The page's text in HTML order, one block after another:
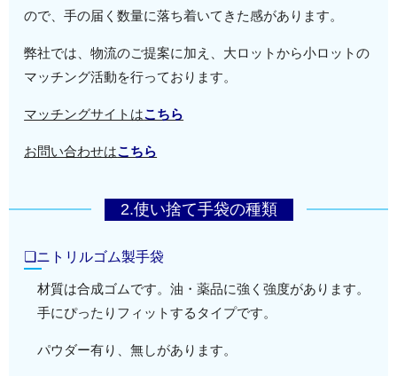
ので、手の届く数量に落ち着いてきた感があります。
弊社では、物流のご提案に加え、大ロットから小ロットの
マッチング活動を行っております。
マッチングサイトはこちら
お問い合わせはこちら
2.使い捨て手袋の種類
❏ニトリルゴム製手袋
材質は合成ゴムです。油・薬品に強く強度があります。
手にぴったりフィットするタイプです。
パウダー有り、無しがあります。